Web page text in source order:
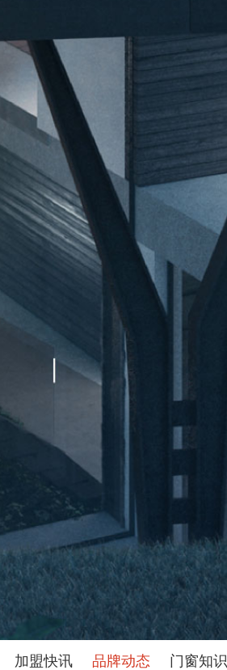
加盟快讯 品牌动态 门窗知识